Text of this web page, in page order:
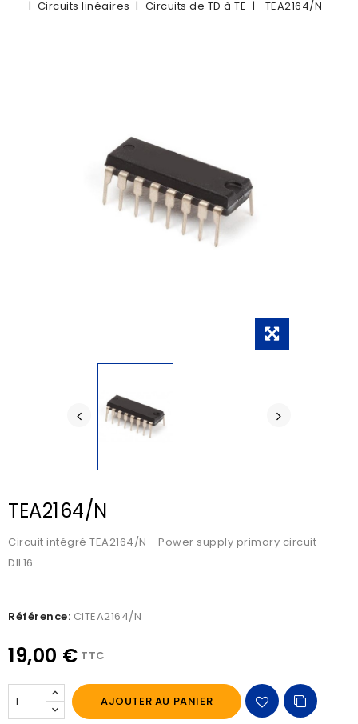
Circuits linéaires
Circuits de TD à TE TEA2164/N
TEA2164/N
Circuit intégré TEA2164/N - Power supply primary circuit -
DIL16
Référence: CITEA2164/N
19,00 € TTC
AJOUTER AU PANIER